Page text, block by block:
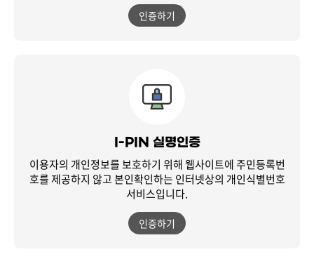
인증하기
I-PIN 실명인증
이용자의 개인정보를 보호하기 위해 웹사이트에 주민등록번
호를 제공하지 않고본인확인하는 인터넷상의 개인식별번호
서비스입니다.
인증하기